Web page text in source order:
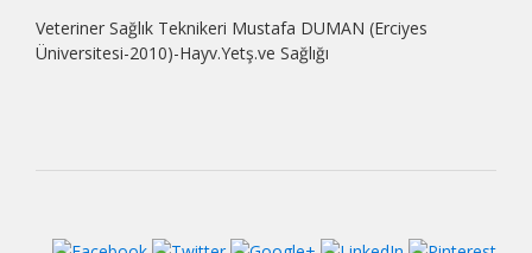
Veteriner Sağlık Teknikeri Mustafa DUMAN (Erciyes
Üniversitesi-2010)-Hayv.Yetş.ve Sağlığı